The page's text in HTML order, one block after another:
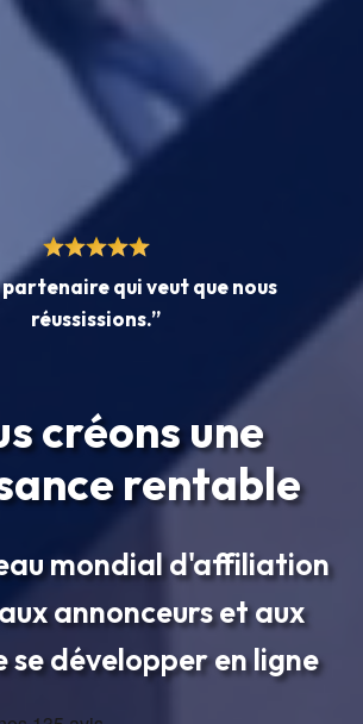
partenaire qui veut que nous
réussissions.”
créons une
rentable
mondial d'affiliation
annonceurs et aux
se développer en ligne